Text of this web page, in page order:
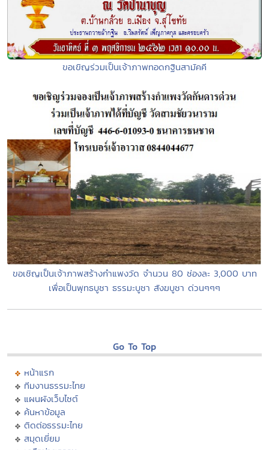
ขอเขิญร่วมเป็นเจ้าภาพทอดกฐินสามัคคี
ขอเชิญเป็นเจ้าภาพสร้างกำแพงวัด จำนวน 80 ช่องละ 3,000 บาท
เพื่อเป็นพุทธบูชา ธรรมะบูชา สังฆบูชา ด่วนๆๆๆ
Go To Top
หน้าแรก
ทีมงานธรรมะไทย
แผนผังเว็บไซต์
ค้นหาข้อมูล
ติดต่อธรรมะไทย
สมุดเยี่ยม